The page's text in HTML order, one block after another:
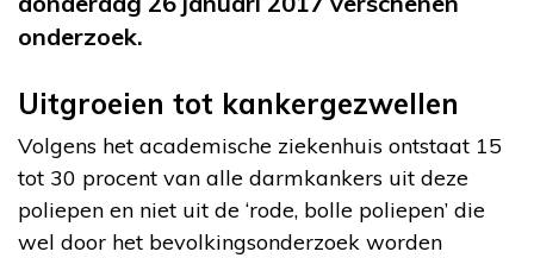
onderzoek.
Uitgroeien tot kankergezwellen
Volgens het academische ziekenhuis ontstaat 15
tot 30 procent van alle darmkankers uit deze
poliepen en niet uit de ‘rode, bolle poliepen’ die
wel door het bevolkingsonderzoek worden